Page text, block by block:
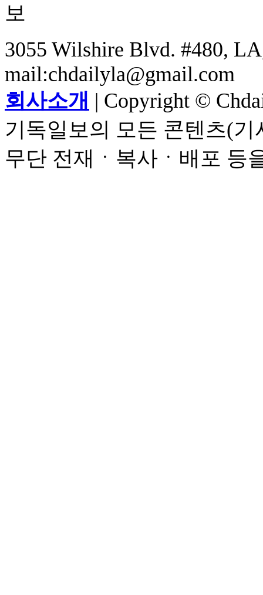
3055 Wilshire Blvd. #480,
mail:chdailyla@gmail.com
회사소개 | Copyright ©
기독일보의 모든 콘텐츠(
무단 전재ㆍ복사ㆍ배포 등